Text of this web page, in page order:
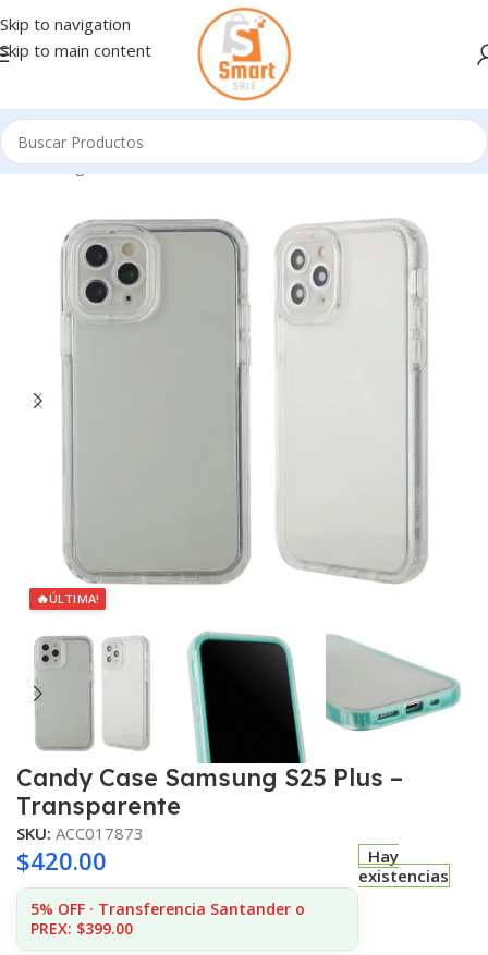
Skip to navigation
Skip to main content
Inicio/Ingresando
🔥ÚLTIMA!
Candy Case Samsung S25 Plus –
Transparente
SKU: ACC017873
$420.00
5% OFF · Transferencia Santander o
PREX: $399.00
Hay
existencias